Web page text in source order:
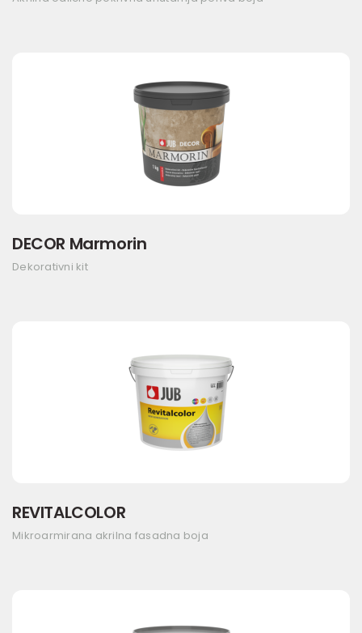
DECOR Marmorin
Dekorativni kit
REVITALCOLOR
Mikroarmirana akrilna fasadna boja